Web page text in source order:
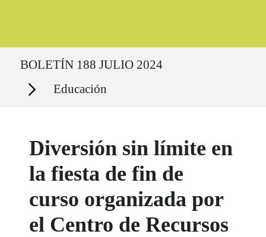
BOLETÍN 188 JULIO 2024
Secciones Educación
Diversión sin límite en
la fiesta de fin de
curso organizada por
el Centro de Recursos